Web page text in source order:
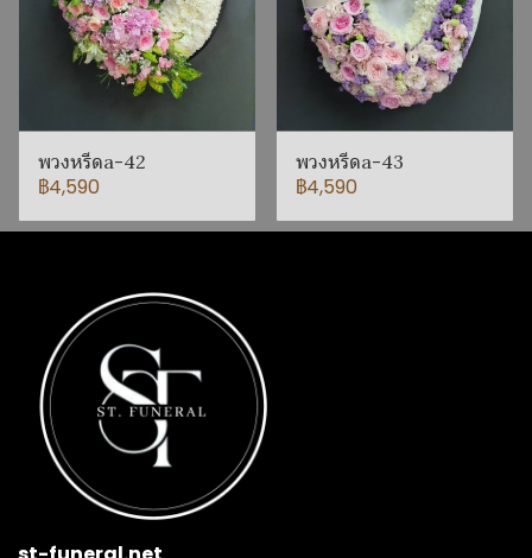
พวงหรีดa-42
฿4,590
พวงหรีดa-43
฿4,590